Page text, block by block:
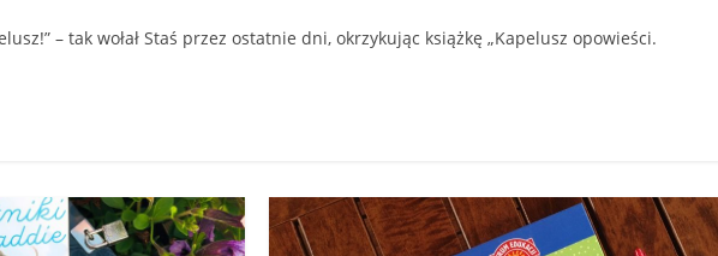
– tak wołał Staś przez ostatnie dni, okrzykując książkę „Kapelusz opowieści.